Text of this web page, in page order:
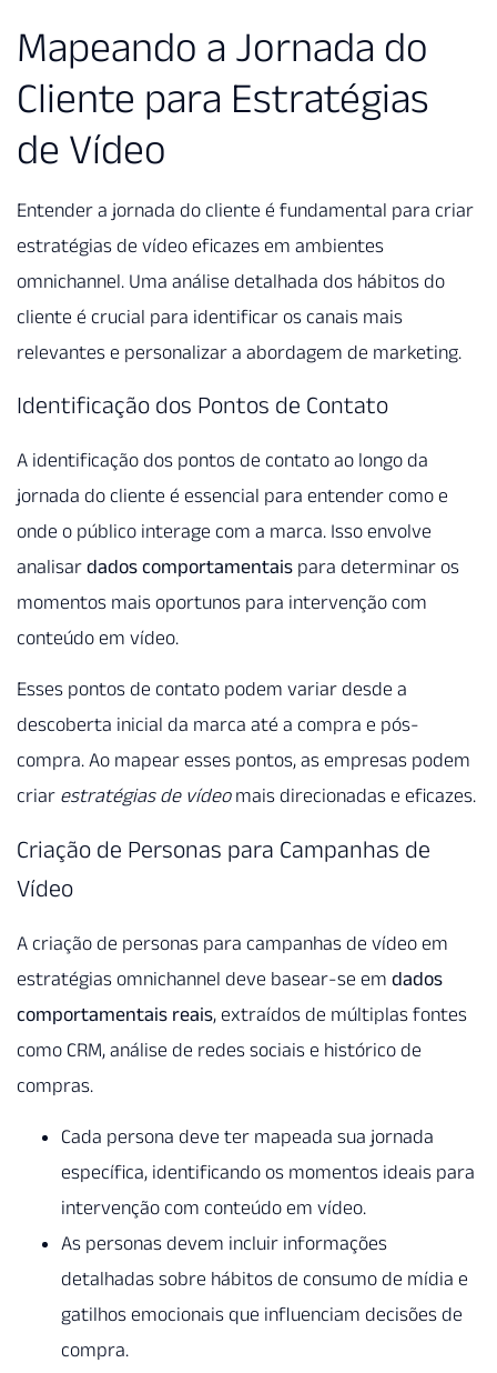
Mapeando a Jornada do
Cliente para Estratégias
de Vídeo
Entender a jornada do cliente é fundamental para criar
estratégias de vídeo eficazes em ambientes
omnichannel. Uma análise detalhada dos hábitos do
cliente é crucial para identificar os canais mais
relevantes e personalizar a abordagem de marketing.
Identificação dos Pontos de Contato
A identificação dos pontos de contato ao longo da
jornada do cliente é essencial para entender como e
onde o público interage com a marca. Isso envolve
analisar dados comportamentais para determinar os
momentos mais oportunos para intervenção com
conteúdo em vídeo.
Esses pontos de contato podem variar desde a
descoberta inicial da marca até a compra e pós-
compra. Ao mapear esses pontos, as empresas podem
criar estratégias de vídeomais direcionadas e eficazes.
Criação de Personas para Campanhas de
Vídeo
A criação de personas para campanhas de vídeo em
estratégias omnichannel deve basear-se em dados
comportamentais reais, extraídos de múltiplas fontes
como CRM, análise de redes sociais e histórico de
compras.
Cada persona deve ter mapeada sua jornada
específica, identificando os momentos ideais para
intervenção com conteúdo em vídeo.
As personas devem incluir informações
detalhadas sobre hábitos de consumo de mídia e
gatilhos emocionais que influenciam decisões de
compra.